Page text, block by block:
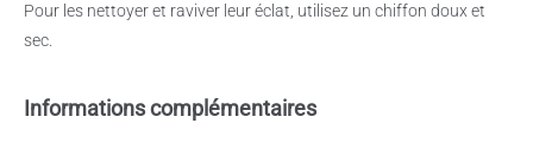
Pour les nettoyer et raviver leur éclat, utilisez un chiffon doux et
sec.
Informations complémentaires